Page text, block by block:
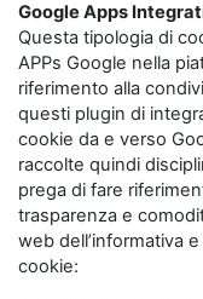
Google Apps
Questa tipologia di
APPs Google nella
riferimento alla
questi plugin di
cookie da e verso
raccolte quindi
prega di fare
trasparenza e
web dell’informativa
cookie: